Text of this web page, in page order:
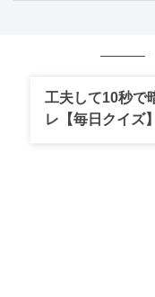
あせまみれ（汗ま
どれも正しい言葉
工夫して10秒で
レ【毎日クイズ】